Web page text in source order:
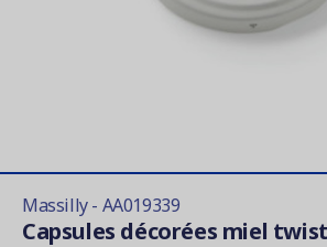
Massilly - AA019339
Capsules décorées miel